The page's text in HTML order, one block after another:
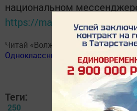
национальном
https://max.ru/tatmedia
Читай «Волжскую новь» в
Одноклассники
Дзен
Теги:
250